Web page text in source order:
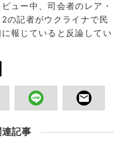
ュー中、司会者のレア・
の記者がウクライナで民
報じていると反論してい
連記事